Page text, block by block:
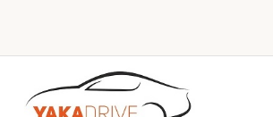
contenu